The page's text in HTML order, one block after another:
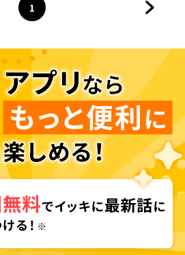
ページ
1
へ